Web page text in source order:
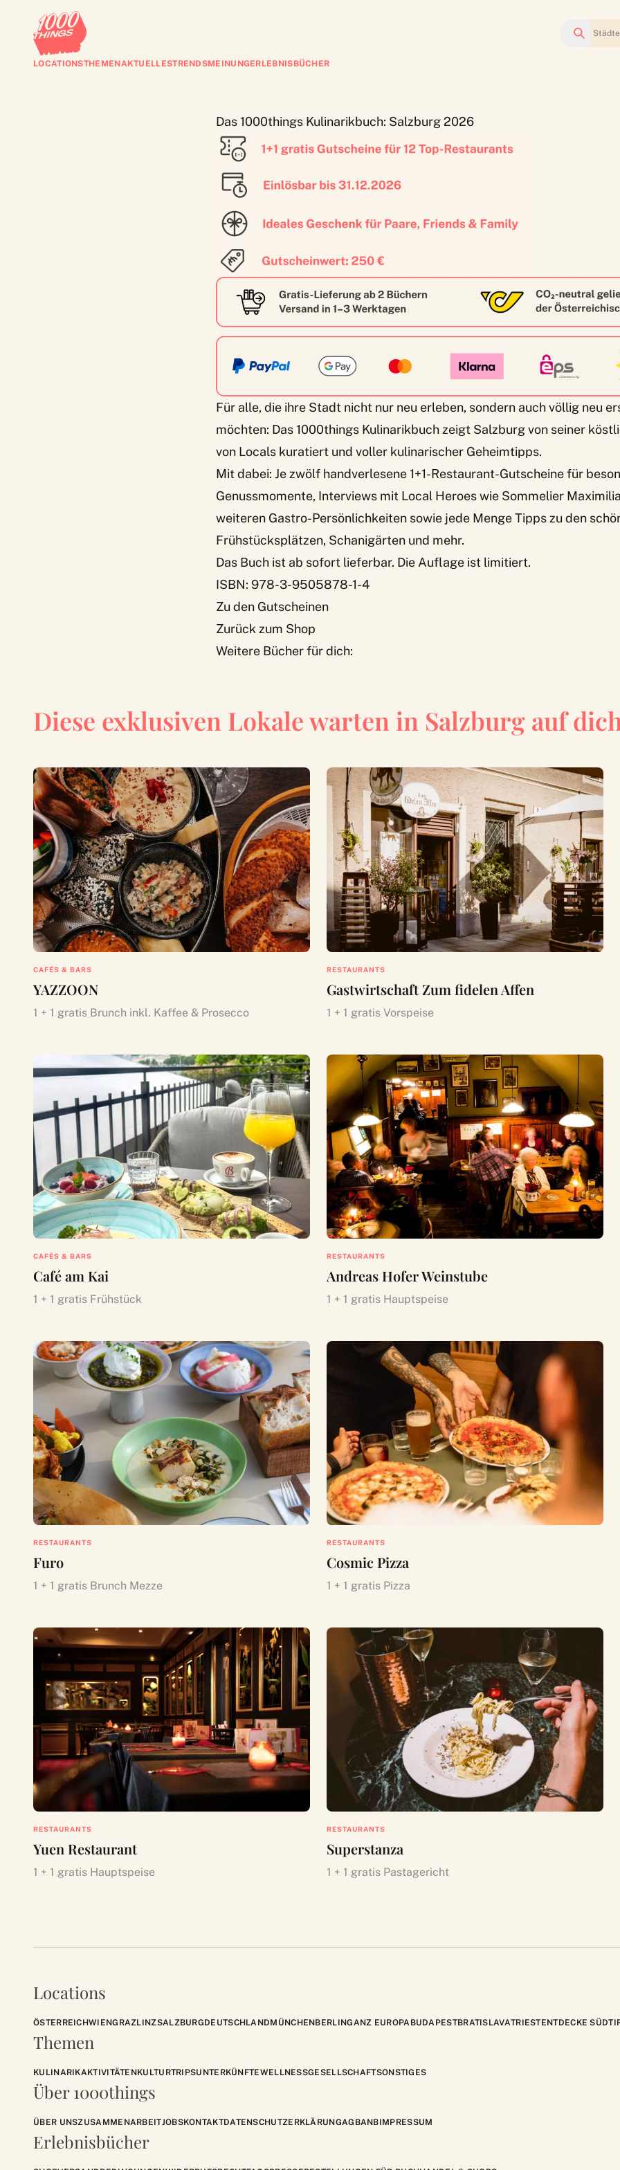
Suchen
LOCATIONSTHEMENAKTUELLESTRENDSMEINUNGERLEBNISBÜCHER
Das 1000things Kulinarikbuch: Salzburg 2026
Für alle, die ihre Stadt nicht nur neu erleben, sondern auch völlig neu
möchten: Das 1000things Kulinarikbuch zeigt Salzburg von seiner
von Locals kuratiert und voller kulinarischer Geheimtipps.
Mit dabei: Je zwölf handverlesene 1+1-Restaurant-Gutscheine für
Genussmomente, Interviews mit Local Heroes wie Sommelier
weiteren Gastro-Persönlichkeiten sowie jede Menge Tipps zu den
Frühstücksplätzen, Schanigärten und mehr.
Das Buch ist ab sofort lieferbar. Die Auflage ist limitiert.
ISBN: 978-3-9505878-1-4
Zu den Gutscheinen
Zurück zum Shop
Weitere Bücher für dich:
Diese exklusiven Lokale warten in Salzburg auf
CAFÉS & BARS
YAZZOON
1 + 1 gratis Brunch inkl. Kaffee & Prosecco
RESTAURANTS
Gastwirtschaft Zum fidelen Affen
1 + 1 gratis Vorspeise
CAFÉS & BARS
Café am Kai
1 + 1 gratis Frühstück
RESTAURANTS
Andreas Hofer Weinstube
1 + 1 gratis Hauptspeise
RESTAURANTS
Furo
1 + 1 gratis Brunch Mezze
RESTAURANTS
Cosmic Pizza
1 + 1 gratis Pizza
RESTAURANTS
Yuen Restaurant
1 + 1 gratis Hauptspeise
RESTAURANTS
Superstanza
1 + 1 gratis Pastagericht
Locations
ÖSTERREICHWIENGRAZLINZSALZBURGDEUTSCHLANDMÜNCHENBERLINGANZ EUROPA BUDAPESTBRATISLAVATRIESTENTDECKE
Themen
KULINARIKAKTIVITÄTENKULTURTRIPSUNTERKÜNFTEWELLNESSGESELLSCHAFTSONSTIGES
Über 1000things
ÜBER UNSZUSAMMENARBEITJOBSKONTAKTDATENSCHUTZERKLÄRUNGAGBANBIMPRESSUM
Erlebnisbücher